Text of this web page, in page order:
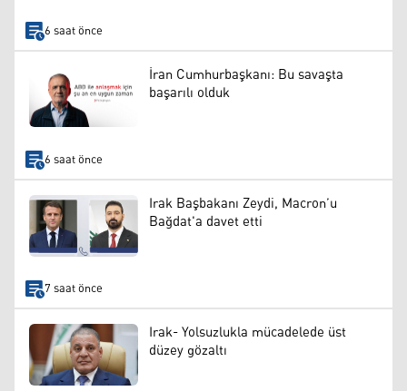
6 saat önce
İran Cumhurbaşkanı: Bu savaşta
başarılı olduk
6 saat önce
Irak Başbakanı Zeydi, Macron’u
Bağdat'a davet etti
7 saat önce
Irak- Yolsuzlukla mücadelede üst
düzey gözaltı